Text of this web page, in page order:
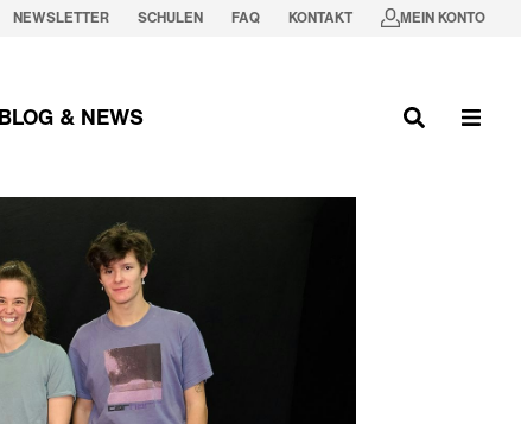
NEWSLETTER SCHULEN FAQ KONTAKT MEIN KONTO
BLOG & NEWS